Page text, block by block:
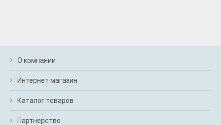
О компании
Интернет магазин
Каталог товаров
Партнерство